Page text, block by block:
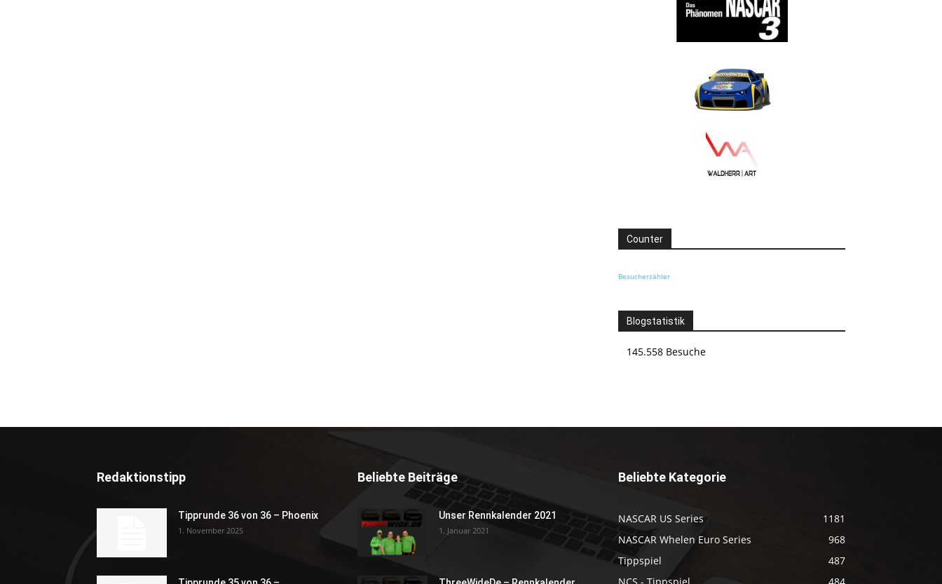
Counter
Besucherzähler
Blogstatistik
145.558 Besuche
Redaktionstipp
Tipprunde 36 von 36 – Phoenix
1. November 2025
Beliebte Beiträge
Unser Rennkalender 2021
1. Januar 2021
Beliebte Kategorie
NASCAR US Series
1181
NASCAR Whelen Euro Series
968
Tippspiel
487